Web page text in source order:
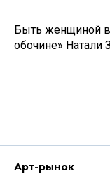
Быть женщиной
обочине» Натали
Арт-рынок